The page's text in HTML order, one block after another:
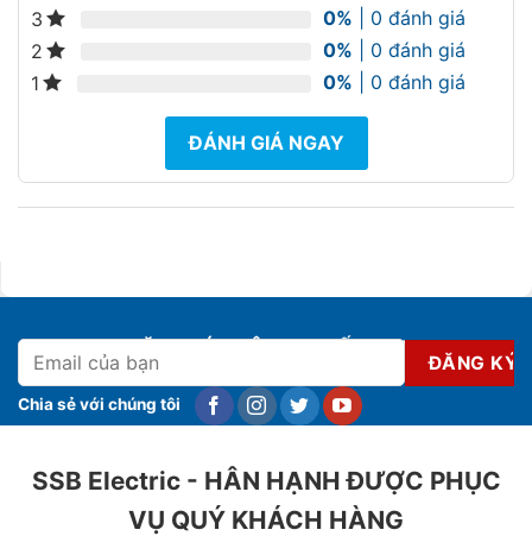
3
0% | 0 đánh giá
2
0% | 0 đánh giá
1
0% | 0 đánh giá
ĐÁNH GIÁ NGAY
ĐĂNG KÝ NHẬN KHUYẾN MẠI
Chia sẻ với chúng tôi
SSB Electric - HÂN HẠNH ĐƯỢC PHỤC
VỤ QUÝ KHÁCH HÀNG